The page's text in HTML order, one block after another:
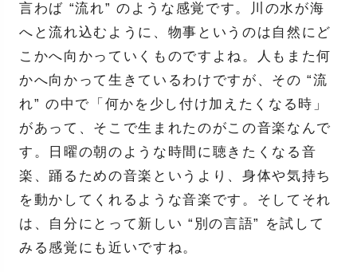
言わば “流れ” のような感覚です。川の水が海
へと流れ込むように、物事というのは自然にど
こかへ向かっていくものですよね。人もまた何
かへ向かって生きているわけですが、その “流
れ” の中で「何かを少し付け加えたくなる時」
があって、そこで生まれたのがこの音楽なんで
す。日曜の朝のような時間に聴きたくなる音
楽、踊るための音楽というより、身体や気持ち
を動かしてくれるような音楽です。そしてそれ
は、自分にとって新しい “別の言語” を試して
みる感覚にも近いですね。